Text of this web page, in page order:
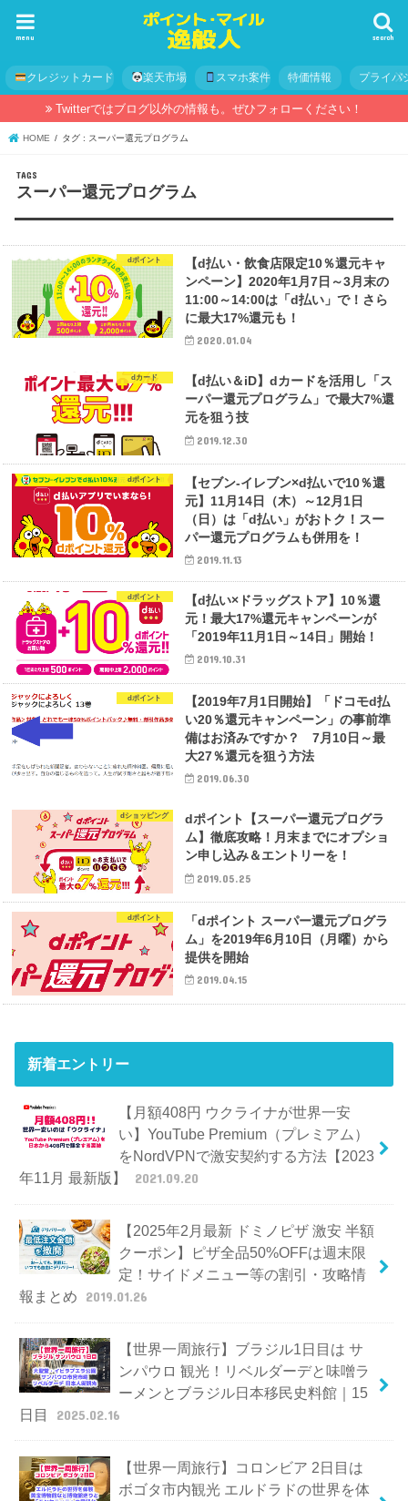
search
menu
クレジットカード 楽天市場 スマホ案件 特価情報 プライバ
Twitterではブログ以外の情報も。ぜひフォローください！
HOME タグ : スーパー還元プログラム
スーパー還元プログラム
dポイント
【d払い・飲食店限定10％還元キャ
ンペーン】2020年1月7日～3月末の
11:00～14:00は「d払い」で！さら
に最大17%還元も！
2020.01.04
dカード
【d払い＆iD】dカードを活用し「ス
ーパー還元プログラム」で最大7%還
元を狙う技
2019.12.30
dポイント
【セブン-イレブン×d払いで10％還
元】11月14日（木）～12月1日
（日）は「d払い」がおトク！スー
パー還元プログラムも併用を！
2019.11.13
dポイント
【d払い×ドラッグストア】10％還
元！最大17%還元キャンペーンが
「2019年11月1日～14日」開始！
2019.10.31
dポイント
【2019年7月1日開始】「ドコモd払
い20％還元キャンペーン」の事前準
備はお済みですか？ 7月10日～最
大27％還元を狙う方法
2019.06.30
dショッピング
dポイント【スーパー還元プログラ
ム】徹底攻略！月末までにオプショ
ン申し込み＆エントリーを！
2019.05.25
dポイント
「dポイント スーパー還元プログラ
ム」を2019年6月10日（月曜）から
提供を開始
2019.04.15
新着エントリー
【月額408円 ウクライナが世界一安
い】YouTube Premium（プレミアム）
をNordVPNで激安契約する方法【2023
年11月 最新版】
2021.09.20
【2025年2月最新 ドミノピザ 激安 半額
クーポン】ピザ全品50%OFFは週末限
定！サイドメニュー等の割引・攻略情
報まとめ
2019.01.26
【世界一周旅行】ブラジル1日目は サ
ンパウロ 観光！リベルダーデと味噌ラ
ーメンとブラジル日本移民史料館｜15
日目
2025.02.16
【世界一周旅行】コロンビア 2日目は
ボゴタ市内観光 エルドラドの世界を体